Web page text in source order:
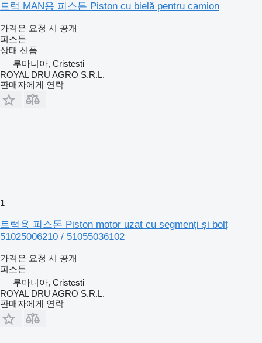
트럭 MAN용 피스톤 Piston cu bielă pentru camion
가격은 요청 시 공개
피스톤
상태 신품
루마니아, Cristesti
ROYAL DRU AGRO S.R.L.
판매자에게 연락
1
트럭용 피스톤 Piston motor uzat cu segmenți și bolț
51025006210 / 51055036102
가격은 요청 시 공개
피스톤
루마니아, Cristesti
ROYAL DRU AGRO S.R.L.
판매자에게 연락